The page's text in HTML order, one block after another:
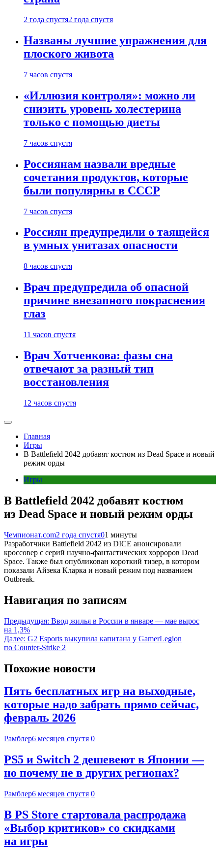
2 года спустя2 года спустя
Названы лучшие упражнения для
плоского живота
7 часов спустя
«Иллюзия контроля»: можно ли
снизить уровень холестерина
только с помощью диеты
7 часов спустя
Россиянам назвали вредные
сочетания продуктов, которые
были популярны в СССР
7 часов спустя
Россиян предупредили о таящейся
в умных унитазах опасности
8 часов спустя
Врач предупредила об опасной
причине внезапного покраснения
глаз
11 часов спустя
Врач Хотченкова: фазы сна
отвечают за разный тип
восстановления
12 часов спустя
Главная
Игры
В Battlefield 2042 добавят костюм из Dead Space и новый
режим орды
Игры
В Battlefield 2042 добавят костюм
из Dead Space и новый режим орды
Чемпионат.com2 года спустя01 минуты
Разработчики Battlefield 2042 из DICE анонсировали
кроссовер с серий научно-фантастических хорроров Dead
Space. Также был опубликован короткий тизер, в котором
показали Айзека Кларка и новый режим под названием
Outbreak.
Навигация по записям
Предыдущая: Ввод жилья в России в январе — мае вырос
на 1,3%
Далее: G2 Esports выкупила капитана у GamerLegion
по Counter-Strike 2
Похожие новости
Пять бесплатных игр на выходные,
которые надо забрать прямо сейчас,
февраль 2026
Рамблер6 месяцев спустя 0
PS5 и Switch 2 дешевеют в Японии —
но почему не в других регионах?
Рамблер6 месяцев спустя 0
В PS Store стартовала распродажа
«Выбор критиков» со скидками
на игры